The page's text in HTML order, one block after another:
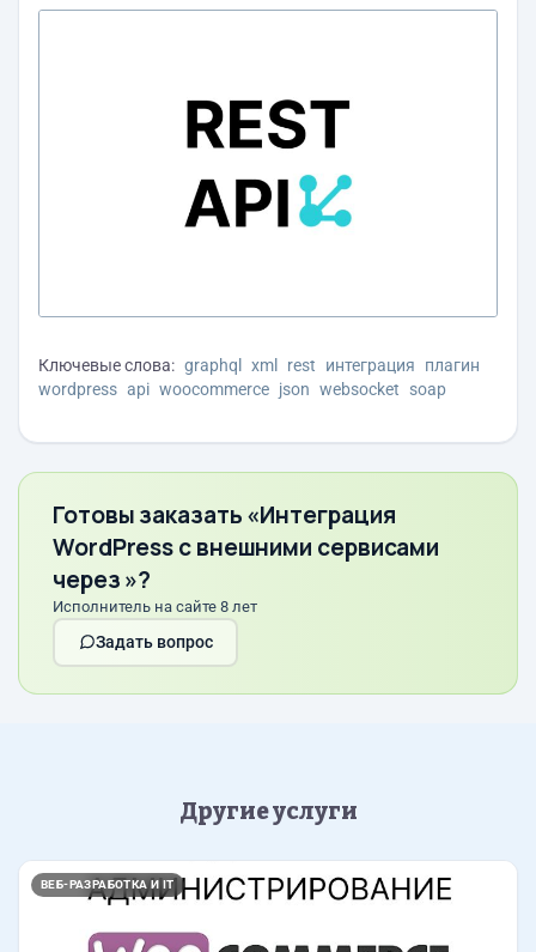
Ключевые слова: graphql xml rest интеграция
плагин
wordpress api woocommerce json websocket soap
Готовы заказать «Интеграция
WordPress с внешними сервисами
через »?
Исполнитель на сайте 8 лет
Задать вопрос
Другие услуги
ВЕБ-РАЗРАБОТКА И IT